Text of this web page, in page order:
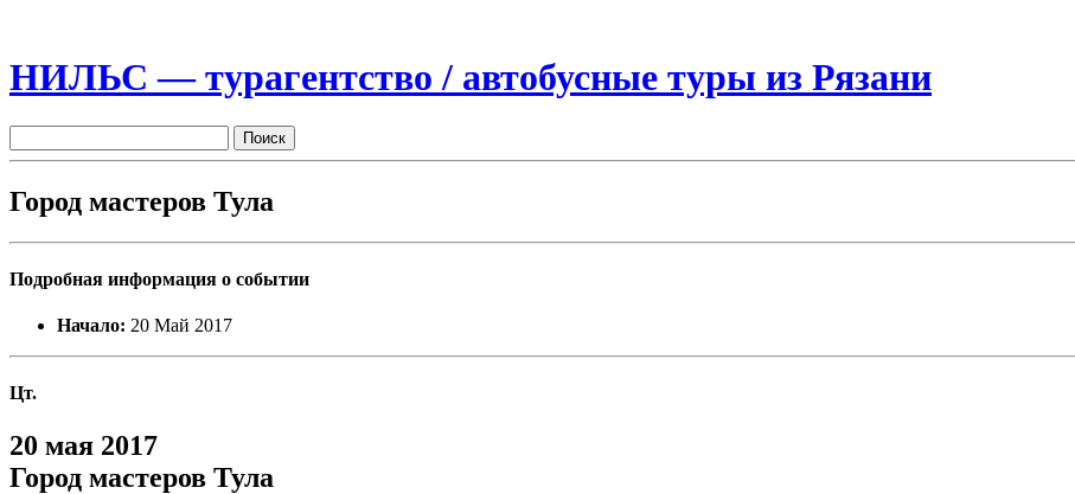
НИЛЬС — турагентство / автобусные туры из Рязани
Город мастеров Тула
Подробная информация о событии
Начало: 20 Май 2017
Цт.
20 мая 2017
Город мастеров Тула